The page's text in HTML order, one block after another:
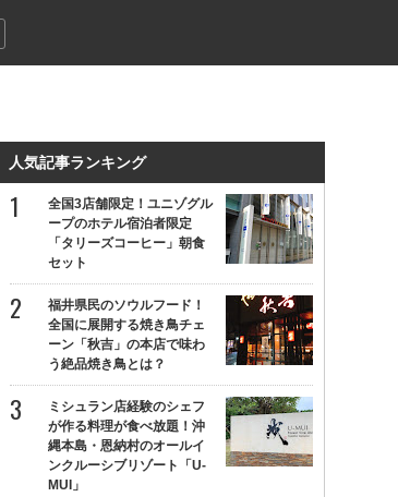
人気記事ランキング
全国3店舗限定！ユニゾグル
ープのホテル宿泊者限定
「タリーズコーヒー」朝食
セット
福井県民のソウルフード！
全国に展開する焼き鳥チェ
ーン「秋吉」の本店で味わ
う絶品焼き鳥とは？
ミシュラン店経験のシェフ
が作る料理が食べ放題！沖
縄本島・恩納村のオールイ
ンクルーシブリゾート「U-
MUI」